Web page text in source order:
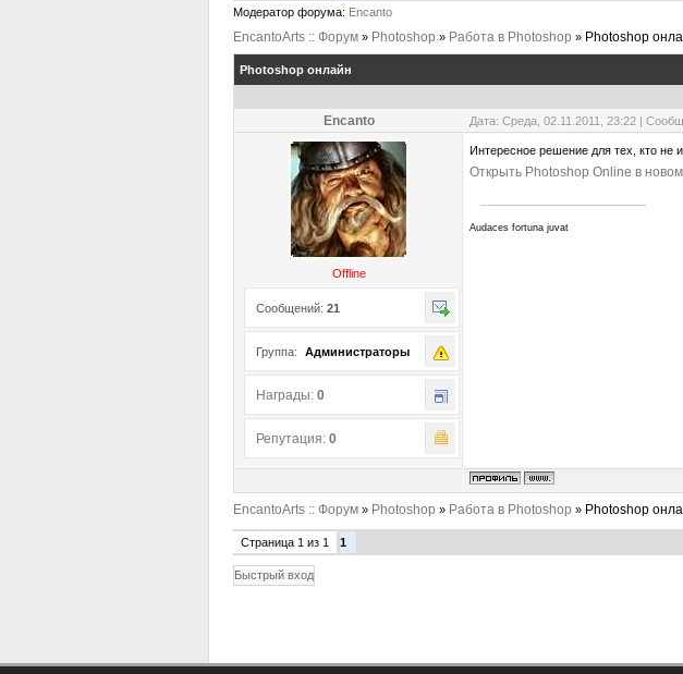
Модератор форума: Encanto
EncantoArts :: Форум » Photoshop » Работа в Photoshop » Photoshop
Photoshop онлайн
Encanto Дата: Среда, 02.11.2011, 23:22 |
Offline
Сообщений: 21
Группа: Администраторы
Награды: 0
Репутация: 0
Интересное решение для тех, кто не
Открыть Photoshop Online в
Audaces fortuna juvat
EncantoArts :: Форум » Photoshop » Работа в Photoshop » Photoshop
Страница 1 из 1 1